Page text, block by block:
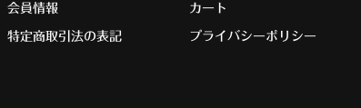
会員情報
特定商取引法の表記
カート
プライバシーポリシー